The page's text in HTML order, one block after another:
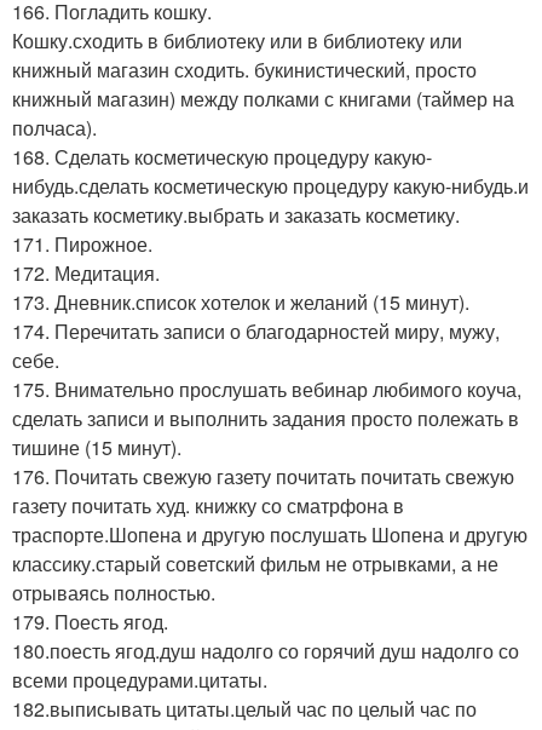
166. Погладить кошку.
Кошку.сходить в библиотеку или в библиотеку или
книжный магазин сходить. букинистический, просто
книжный магазин) между полками с книгами (таймер на
полчаса).
168. Сделать косметическую процедуру какую-
нибудь.сделать косметическую процедуру какую-нибудь.и
заказать косметику.выбрать и заказать косметику.
171. Пирожное.
172. Медитация.
173. Дневник.список хотелок и желаний (15 минут).
174. Перечитать записи о благодарностей миру, мужу,
себе.
175. Внимательно прослушать вебинар любимого коуча,
сделать записи и выполнить задания просто полежать в
тишине (15 минут).
176. Почитать свежую газету почитать почитать свежую
газету почитать худ. книжку со сматрфона в
траспорте.Шопена и другую послушать Шопена и другую
классику.старый советский фильм не отрывками, а не
отрываясь полностью.
179. Поесть ягод.
180.поесть ягод.душ надолго со горячий душ надолго со
всеми процедурами.цитаты.
182.выписывать цитаты.целый час по целый час по